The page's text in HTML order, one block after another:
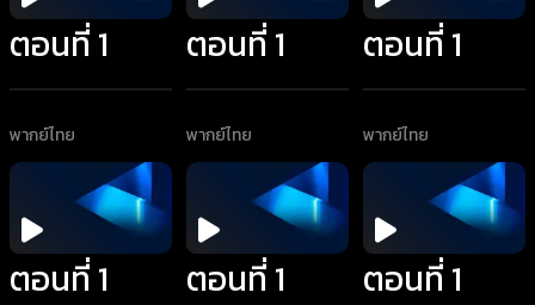
ตอนที่ 1
พากย์ไทย
ตอนที่ 1
พากย์ไทย
ตอนที่ 1
พากย์ไทย
ตอนที่ 1 ตอนที่ 1 ตอนที่ 1